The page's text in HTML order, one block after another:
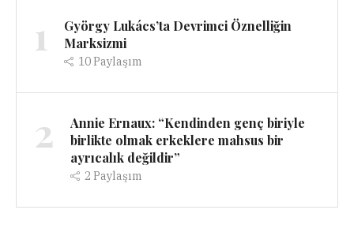
1
György Lukács’ta Devrimci Öznelliğin
Marksizmi
10Paylaşım
2
Annie Ernaux: “Kendinden genç biriyle
birlikte olmak erkeklere mahsus bir
ayrıcalık değildir”
2 Paylaşım